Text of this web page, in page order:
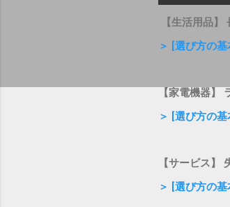
稿
【生活用品】
＞ [選び方の基
【家電機器】
＞ [選び方の基
【サービス】
＞ [選び方の基